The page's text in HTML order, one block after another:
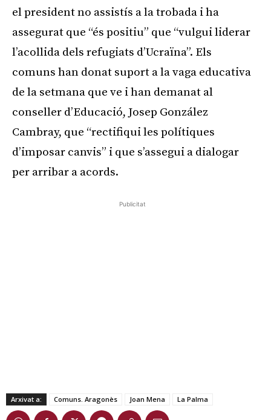
el president no assistís a la trobada i ha
assegurat que “és positiu” que “vulgui liderar
l’acollida dels refugiats d’Ucraïna”. Els
comuns han donat suport a la vaga educativa
de la setmana que ve i han demanat al
conseller d’Educació, Josep González
Cambray, que “rectifiqui les polítiques
d’imposar canvis” i que s’assegui a dialogar
per arribar a acords.
Publicitat
Arxivat a: Comuns. Aragonès Joan Mena La Palma